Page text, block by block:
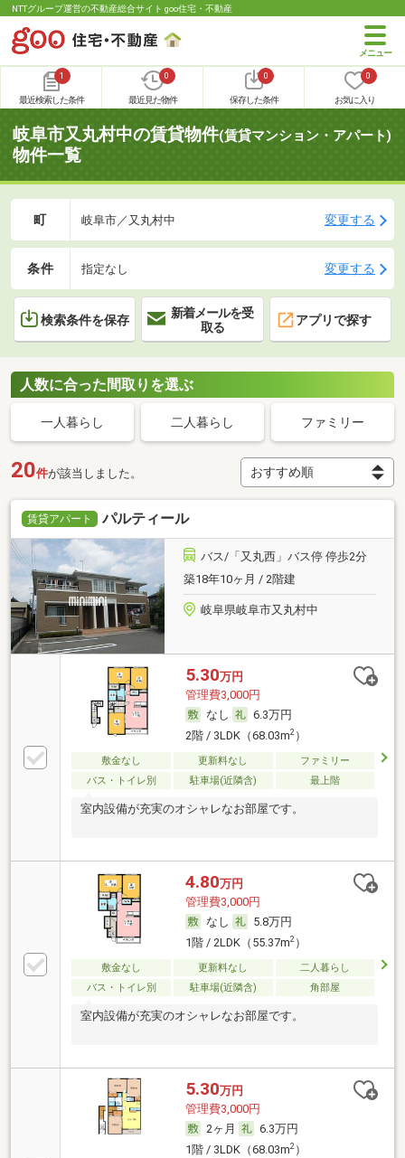
NTTグループ運営の不動産総合サイト goo住宅・不動産
1
最近検索した条件
0
最近見た物件
0
保存した条件
0
お気に入り
岐阜市又丸村中の賃貸物件(賃貸マンション・アパート)
物件一覧
町 岐阜市／又丸村中 変更する
条件 指定なし 変更する
検索条件を保存
新着メールを受
取る
アプリで探す
人数に合った間取りを選ぶ
一人暮らし 二人暮らし ファミリー
20件が該当しました。
賃貸アパート パルティール
バス/「又丸西」バス停 停歩2分
築18年10ヶ月 / 2階建
岐阜県岐阜市又丸村中
5.30万円
管理費3,000円
なし
6.3万円
2階 / 3LDK（68.03m2）
敷金なし 更新料なし
ファミリー
バス・トイレ別
駐車場(近隣含) 最上階
室内設備が充実のオシャレなお部屋です。
4.80万円
管理費3,000円
なし
5.8万円
1階 / 2LDK（55.37m2）
敷金なし 更新料なし
二人暮らし
バス・トイレ別
駐車場(近隣含) 角部屋
室内設備が充実のオシャレなお部屋です。
5.30万円
管理費3,000円
2ヶ月
6.3万円
1階 / 3LDK（68.03m2）